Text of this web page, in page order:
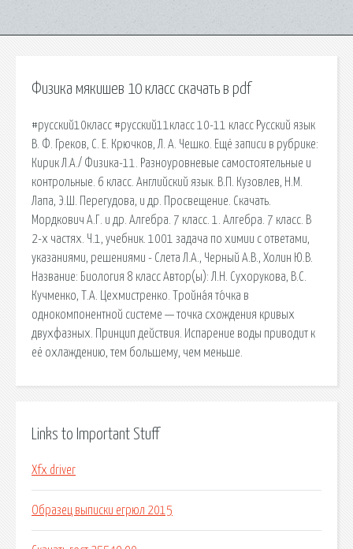
Физика мякишев 10 класс скачать в pdf
#русский10класс #русский11класс 10-11 класс Русский язык
В. Ф. Греков, С. Е. Крючков, Л. А. Чешко. Ещё записи в рубрике:
Кирик Л.А./ Физика-11. Разноуровневые самостоятельные и
контрольные. 6 класс. Английский язык. В.П. Кузовлев, Н.М.
Лапа, Э.Ш. Перегудова, и др. Просвещение. Скачать.
Мордкович А.Г. и др. Алгебра. 7 класс. 1. Алгебра. 7 класс. В
2-х частях. Ч.1, учебник. 1001 задача по химии с ответами,
указаниями, решениями - Слета Л.А., Черный А.В., Холин Ю.В.
Название: Биология 8 класс Автор(ы): Л.Н. Сухорукова, В.С.
Кучменко, Т.А. Цехмистренко. Тройна́я то́чка в
однокомпонентной системе — точка схождения кривых
двухфазных. Принцип действия. Испарение воды приводит к
её охлаждению, тем большему, чем меньше.
Links to Important Stuff
Xfx driver
Образец выписки егрюл 2015